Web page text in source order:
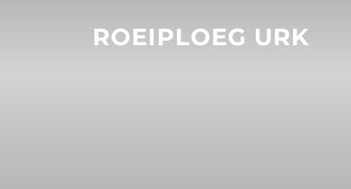
ROEIPLOEG URK